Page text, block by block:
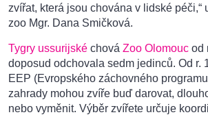
zvířat, která jsou chována v lidské péči,“
zoo Mgr. Dana Smičková.
Tygry ussurijské chová Zoo Olomouc od
doposud odchovala sedm jedinců. Od r.
EEP (Evropského záchovného
zahrady mohou zvíře buď darovat,
nebo vyměnit. Výběr zvířete určuje